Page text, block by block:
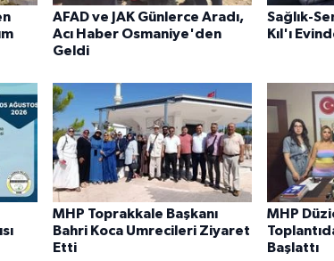
AFAD ve JAK Günlerce Aradı,
Acı Haber Osmaniye'den
Geldi
Sağlık-
Kıl'ı
MHP Toprakkale Başkanı
Bahri Koca Umrecileri Ziyaret
Etti
MHP
Başlattı